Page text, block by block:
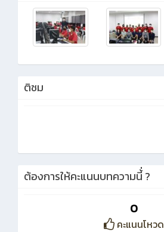
ติชม
ต้องการให้คะแนนบทความนี้่ ?
0
คะแนนโหวด